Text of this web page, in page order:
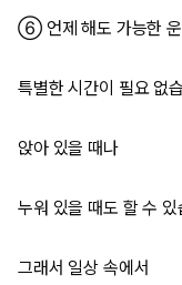
⑥ 언제 해도 가능한
특별한 시간이 필요 없
앉아 있을 때나
누워 있을 때도 할 수 있
그래서 일상 속에서